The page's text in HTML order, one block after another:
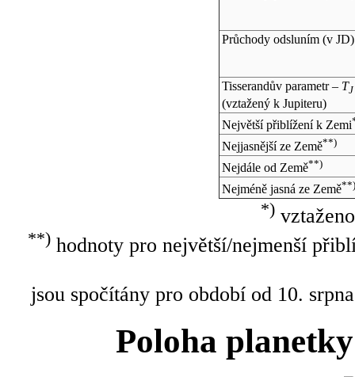
Průchody odsluním (v JD)
Tisserandův parametr – TJ
(vztažený k Jupiteru)
Největší přiblížení k Zemi
Nejjasnější ze Země**)
Nejdále od Země**)
Nejméně jasná ze Země**)
*)
**)hodnoty pro největší/nejmenší
jsou spočítány pro období od 10.
Poloha